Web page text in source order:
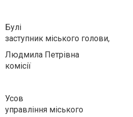
Булі
заступник міського голови,
Людмила
комісії
Усов
управління міського